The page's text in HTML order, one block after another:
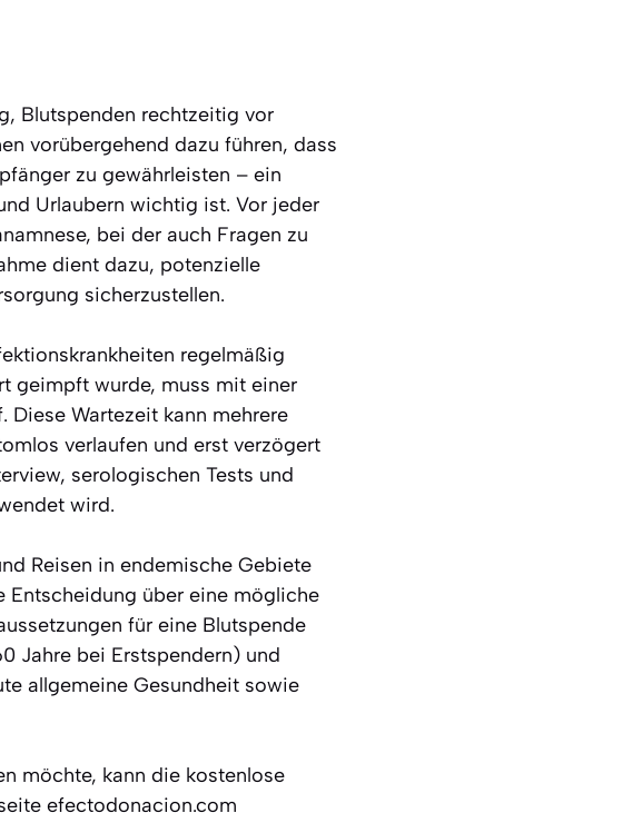
Blutspenden rechtzeitig vor
vorübergehend dazu führen, dass
zu gewährleisten – ein
Urlaubern wichtig ist. Vor jeder
bei der auch Fragen zu
dient dazu, potenzielle
sicherzustellen.
regelmäßig
geimpft wurde, muss mit einer
Diese Wartezeit kann mehrere
verlaufen und erst verzögert
serologischen Tests und
wird.
Reisen in endemische Gebiete
Entscheidung über eine mögliche
für eine Blutspende
Jahre bei Erstspendern) und
allgemeine Gesundheit sowie
möchte, kann die kostenlose
efectodonacion.com